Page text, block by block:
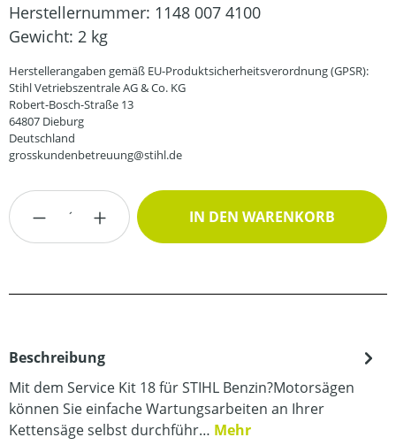
Herstellernummer: 1148 007 4100
Gewicht: 2 kg
Herstellerangaben gemäß EU-Produktsicherheitsverordnung (GPSR):
Stihl Vetriebszentrale AG & Co. KG
Robert-Bosch-Straße 13
64807 Dieburg
Deutschland
grosskundenbetreuung@stihl.de
Produkt Anzahl: Gib den gewünschten
IN DEN WARENKORB
Beschreibung
Mit dem Service Kit 18 für STIHL Benzin?Motorsägen
können Sie einfache Wartungsarbeiten an Ihrer
Kettensäge selbst durchführ… Mehr